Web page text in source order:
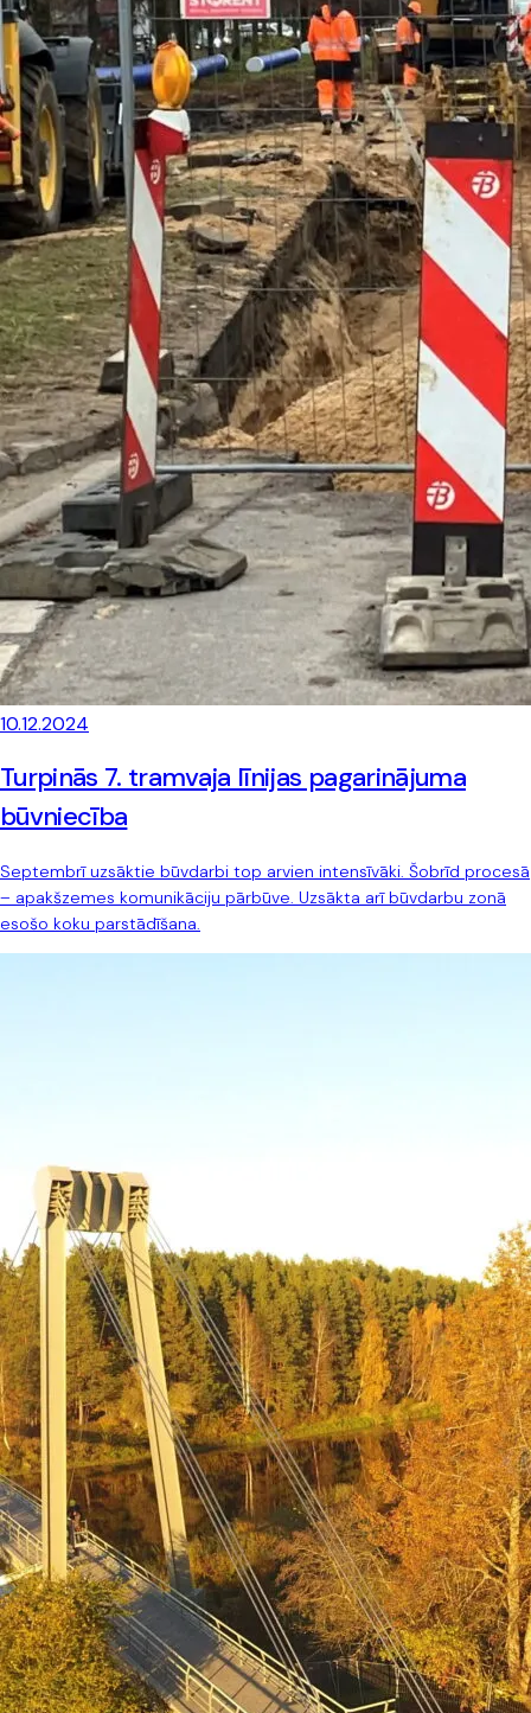
10.12.2024
Turpinās 7. tramvaja līnijas pagarinājuma
būvniecība
Septembrī uzsāktie būvdarbi top arvien intensīvāki. Šobrīd procesā
– apakšzemes komunikāciju pārbūve. Uzsākta arī būvdarbu zonā
esošo koku parstādīšana.